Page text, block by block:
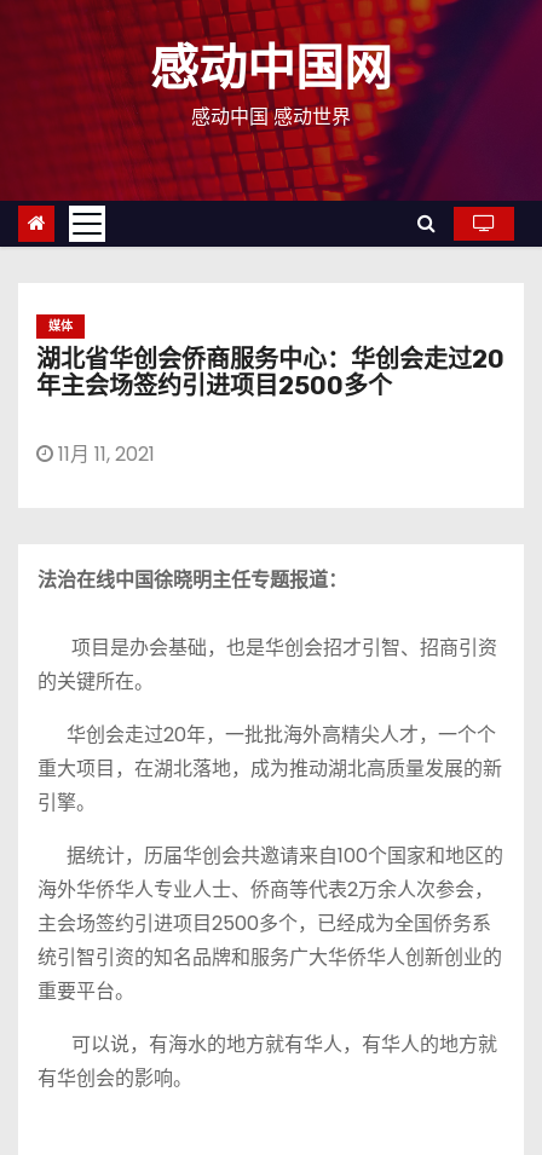
感动中国网
感动中国 感动世界
媒体
湖北省华创会侨商服务中心：华创会走过20
年主会场签约引进项目2500多个
11月 11, 2021
法治在线中国徐晓明主任专题报道：
项目是办会基础，也是华创会招才引智、招商引资
的关键所在。
华创会走过20年，一批批海外高精尖人才，一个个
重大项目，在湖北落地，成为推动湖北高质量发展的新
引擎。
据统计，历届华创会共邀请来自100个国家和地区的
海外华侨华人专业人士、侨商等代表2万余人次参会，
主会场签约引进项目2500多个，已经成为全国侨务系
统引智引资的知名品牌和服务广大华侨华人创新创业的
重要平台。
可以说，有海水的地方就有华人，有华人的地方就
有华创会的影响。